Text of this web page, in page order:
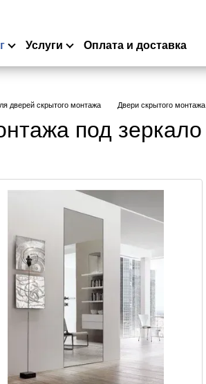
Услуги Оплата и доставка
дверей скрытого монтажа Двери скрытого
под зеркало